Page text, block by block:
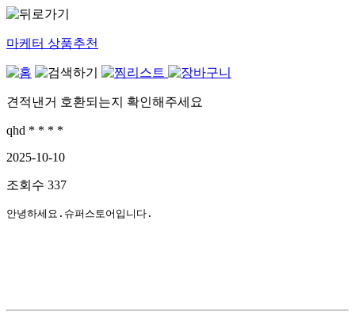
마케터 상품추천
견적낸거 호환되는지 확인해주세요
qhd * * * *
2025-10-10
조회수 337
안녕하세요.슈퍼스토어입니다.